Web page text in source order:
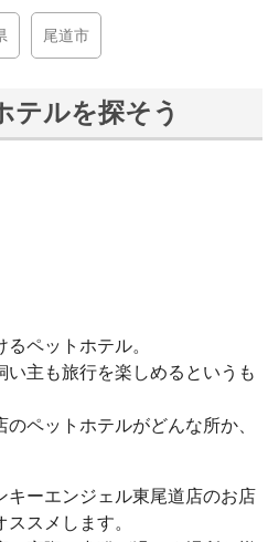
尾道市
テルを探そう
ペットホテル。
主も旅行を楽しめるというも
ペットホテルがどんな所か、
キーエンジェル東尾道店のお店
スメします。